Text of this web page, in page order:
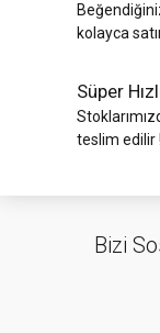
kolayca
Süper
teslim edilir !
Bizi